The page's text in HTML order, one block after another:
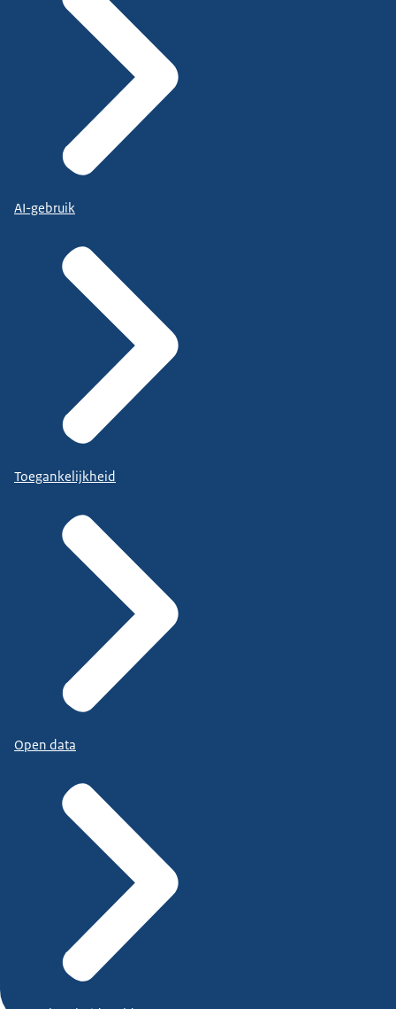
AI-gebruik
Toegankelijkheid
Open data